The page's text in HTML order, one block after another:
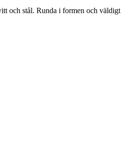
och stål. Runda i formen och väldigt